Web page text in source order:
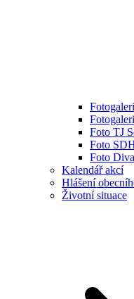
Foto TJ
Foto
Foto
Kalendář akcí
Hlášení
Životní situace